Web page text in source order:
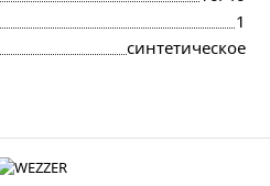
1
синтетическое